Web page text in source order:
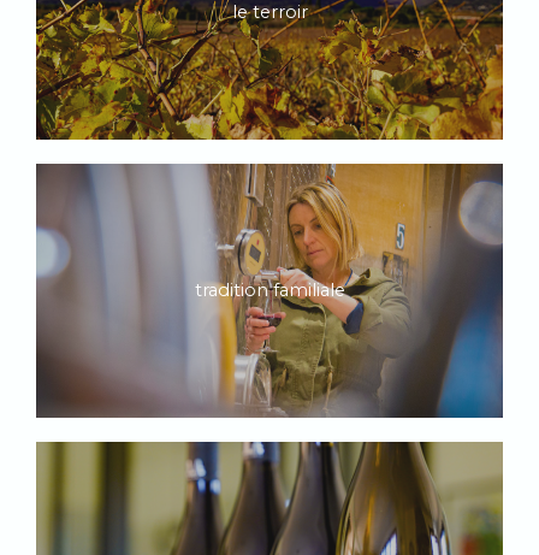
le terroir
tradition familiale